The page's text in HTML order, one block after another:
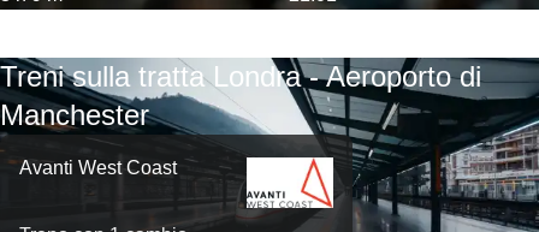
Treni sulla tratta Londra - Aeroporto di
Manchester
Avanti West Coast